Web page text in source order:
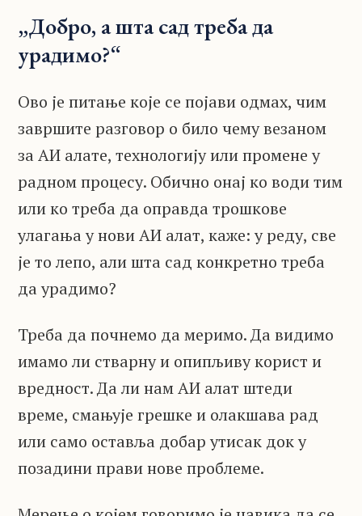
„Добро, а шта сад треба да
урадимо?“
Ово је питање које се појави одмах, чим
завршите разговор о било чему везаном
за АИ алате, технологију или промене у
радном процесу. Обично онај ко води тим
или ко треба да оправда трошкове
улагања у нови АИ алат, каже: у реду, све
је то лепо, али шта сад конкретно треба
да урадимо?
Треба да почнемо да меримо. Да видимо
имамо ли стварну и опипљиву корист и
вредност. Да ли нам АИ алат штеди
време, смањује грешке и олакшава рад
или само оставља добар утисак док у
позадини прави нове проблеме.